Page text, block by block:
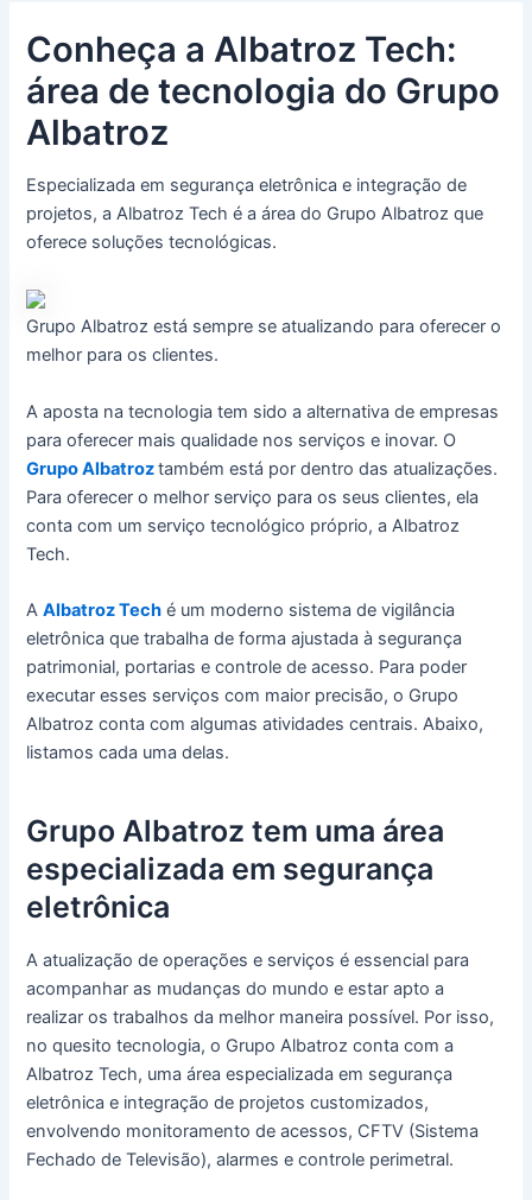
Conheça a Albatroz Tech:
área de tecnologia do Grupo
Albatroz
Especializada em segurança eletrônica e integração de
projetos, a Albatroz Tech é a área do Grupo Albatroz que
oferece soluções tecnológicas.
Grupo Albatroz está sempre se atualizando para oferecer o
melhor para os clientes.
A aposta na tecnologia tem sido a alternativa de empresas
para oferecer mais qualidade nos serviços e inovar. O
Grupo Albatroztambém está por dentro das atualizações.
Para oferecer o melhor serviço para os seus clientes, ela
conta com um serviço tecnológico próprio, a Albatroz
Tech.
AAlbatroz Tech é um moderno sistema de vigilância
eletrônica que trabalha de forma ajustada à segurança
patrimonial, portarias e controle de acesso. Para poder
executar esses serviços com maior precisão, o Grupo
Albatroz conta com algumas atividades centrais. Abaixo,
listamos cada uma delas.
Grupo Albatroz tem uma área
especializada em segurança
eletrônica
A atualização de operações e serviços é essencial para
acompanhar as mudanças do mundo e estar apto a
realizar os trabalhos da melhor maneira possível. Por isso,
no quesito tecnologia, o Grupo Albatroz conta com a
Albatroz Tech, uma área especializada em segurança
eletrônica e integração de projetos customizados,
envolvendo monitoramento de acessos, CFTV (Sistema
Fechado de Televisão), alarmes e controle perimetral.